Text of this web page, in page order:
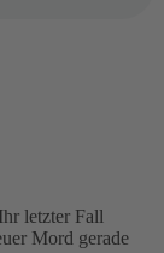
letzter Fall
Mord gerade